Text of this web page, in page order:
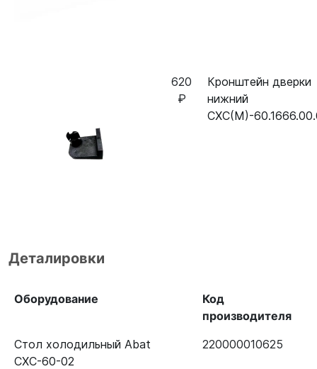
620
₽
Кронштейн дверки
нижний
СХС(М)-
Деталировки
Оборудование
Код
производителя
Стол холодильный Abat
СХС-60-02
220000010625